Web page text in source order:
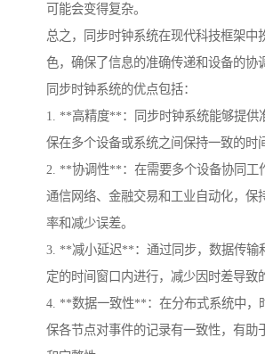
可能会变得复杂。
总之，同步时钟系统在现代科技框架中
色，确保了信息的准确传递和设备的协
同步时钟系统的优点包括：
1. **高精度**：同步时钟系统能够提供
保在多个设备或系统之间保持一致的时
2. **协调性**：在需要多个设备协同工
通信网络、金融交易和工业自动化，保
率和减少误差。
3. **减小延迟**：通过同步，数据传输
定的时间窗口内进行，减少因时差导致
4. **数据一致性**：在分布式系统中，
保各节点对事件的记录有一致性，有助